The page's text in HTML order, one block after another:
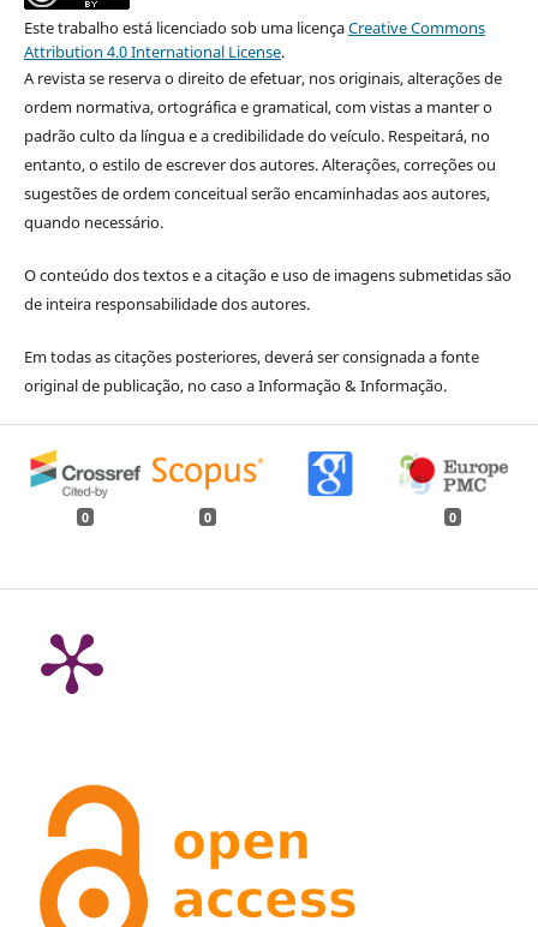
Este trabalho está licenciado sob uma licençaCreative Commons
Attribution 4.0 International License.
A revista se reserva o direito de efetuar, nos originais, alterações de
ordem normativa, ortográfica e gramatical, com vistas a manter o
padrão culto da língua e a credibilidade do veículo. Respeitará, no
entanto, o estilo de escrever dos autores. Alterações, correções ou
sugestões de ordem conceitual serão encaminhadas aos autores,
quando necessário.
O conteúdo dos textos e a citação e uso de imagens submetidas são
de inteira responsabilidade dos autores.
Em todas as citações posteriores, deverá ser consignada a fonte
original de publicação, no caso a Informação & Informação.
0 0 0